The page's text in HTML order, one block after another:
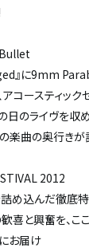
』に9mm
コースティック
日のライヴを収
曲の奥行きが
2012
詰め込んだ徹底
喜と興奮を、こ
お届け